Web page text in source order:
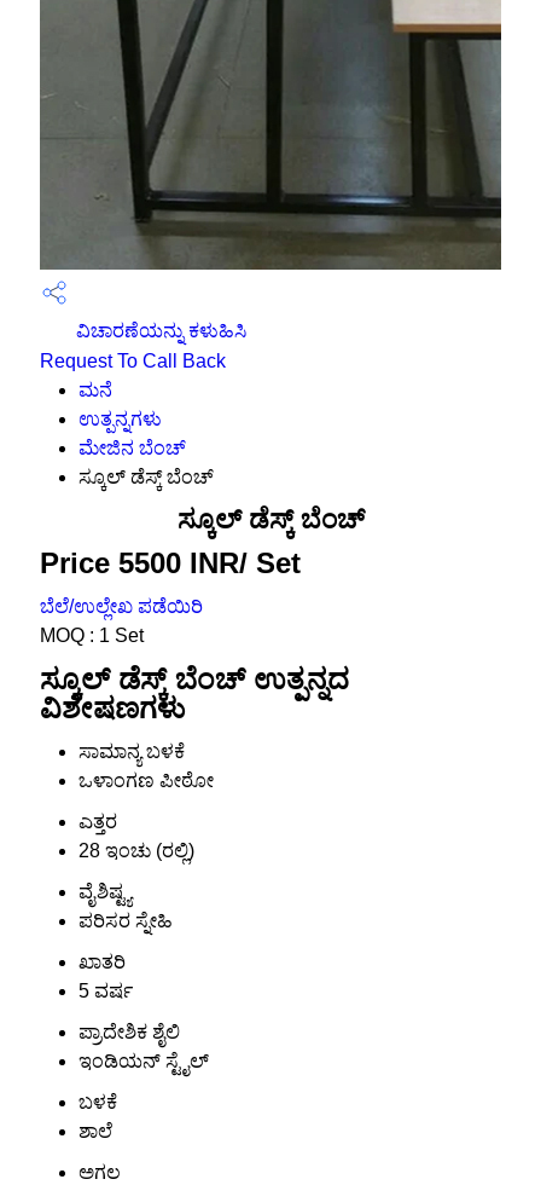
ವಿಚಾರಣೆಯನ್ನು ಕಳುಹಿಸಿ
Request To Call Back
ಮನೆ
ಉತ್ಪನ್ನಗಳು
ಮೇಜಿನ ಬೆಂಚ್
ಸ್ಕೂಲ್ ಡೆಸ್ಕ್ ಬೆಂಚ್
ಸ್ಕೂಲ್ ಡೆಸ್ಕ್ ಬೆಂಚ್
Price 5500 INR/ Set
ಬೆಲೆ/ಉಲ್ಲೇಖ ಪಡೆಯಿರಿ
MOQ : 1 Set
ಸ್ಕೂಲ್ ಡೆಸ್ಕ್ ಬೆಂಚ್ ಉತ್ಪನ್ನದ
ವಿಶೇಷಣಗಳು
ಸಾಮಾನ್ಯ ಬಳಕೆ
ಒಳಾಂಗಣ ಪೀಠೋ
ಎತ್ತರ
28 ಇಂಚು (ರಲ್ಲಿ)
ವೈಶಿಷ್ಟ್ಯ
ಪರಿಸರ ಸ್ನೇಹಿ
ಖಾತರಿ
5 ವರ್ಷ
ಪ್ರಾದೇಶಿಕ ಶೈಲಿ
ಇಂಡಿಯನ್ ಸ್ಟೈಲ್
ಬಳಕೆ
ಶಾಲೆ
ಅಗಲ